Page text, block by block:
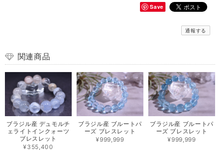
Save
通報する
関連商品
ブラジル産 デュモルチ
ェライトインクォーツ
ブレスレット
¥355,400
ブラジル産 ブルートパ
ーズ ブレスレット
¥999,999
ブラジル産 ブルートパ
ーズ ブレスレット
¥999,999